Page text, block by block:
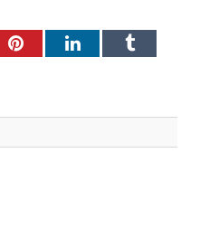
PinterestLinkedInTumblr